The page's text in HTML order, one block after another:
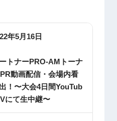
年5月16日
トナーPRO-AMトーナ
動画配信・会場内看
！〜大会4日間YouTub
にて生中継〜